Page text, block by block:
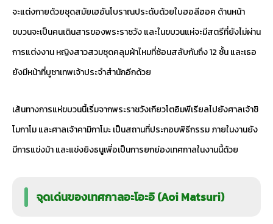
จะแต่งกายด้วยชุดสมัยเฮอันโบราณประดับด้วยใบฮอลีฮอค ด้านหน้า
ขบวนจะเป็นคนเดินสารของพระราชวัง และในขบวนแห่จะมีสตรีที่ยังไม่ผ่าน
การแต่งงาน หญิงสาวสวมชุดคลุมผ้าไหมที่ซ้อนสลับกันถึง 12 ชั้น และเธอ
ยังมีหน้าที่บูชาเทพเจ้าประจำสำนักอีกด้วย
เส้นทางการแห่ขบวนนี้เริ่มจากพระราชวังเกียวโตอิมพีเรียลไปยังศาลเจ้าชิ
โมกาโม และศาลเจ้าคามิกาโมะ เป็นสถานที่ประกอบพิธีกรรม ภายในงานยัง
มีการแข่งม้า และแข่งยิงธนูเพี่อเป็นการยกย่องเทศกาลในงานนี้ด้วย
จุดเด่นของเทศกาลอะโอะอิ (Aoi Matsuri)